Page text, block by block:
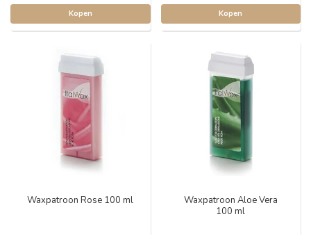
Kopen Kopen
Waxpatroon Rose 100 ml
Waxpatroon Aloe Vera
100 ml